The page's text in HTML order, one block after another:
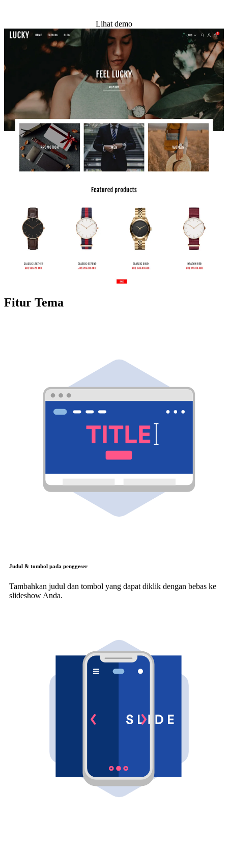
Lihat demo
Fitur Tema
Judul & tombol pada penggeser
Tambahkan judul dan tombol yang dapat diklik dengan bebas ke
slideshow Anda.